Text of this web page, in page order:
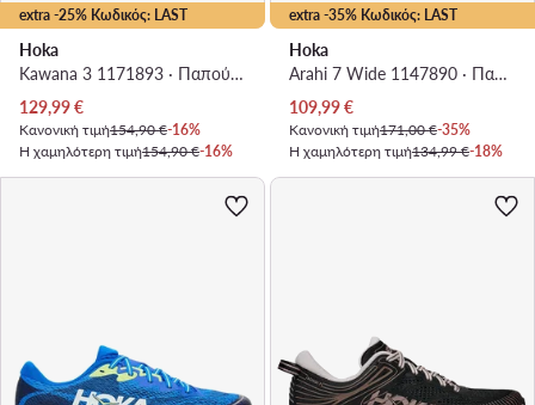
extra -25% Κωδικός: LAST
Hoka
Kawana 3 1171893 · Παπούτσια για Τρέξιμο
Τρέχουσα τιμή
129,99€
Κανονική τιμή154,90 €-16%
Η χαμηλότερη τιμή154,90 €-16%
extra -35% Κωδικός: LAST
Hoka
Arahi 7 Wide 1147890 · Παπούτσια για Τρέξιμο
Τρέχουσα τιμή
109,99€
Κανονική τιμή171,00 €-35%
Η χαμηλότερη τιμή134,99 €-18%